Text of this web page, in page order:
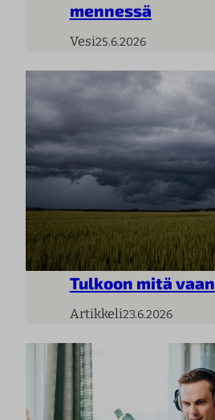
mennessä
Vesi25.6.2026
Tulkoon mitä vaan
Artikkeli23.6.2026